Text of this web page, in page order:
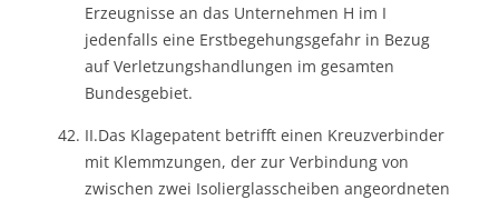
Erzeugnisse an das Unternehmen H im I
jedenfalls eine Erstbegehungsgefahr in Bezug
auf Verletzungshandlungen im gesamten
Bundesgebiet.
II.Das Klagepatent betrifft einen Kreuzverbinder
mit Klemmzungen, der zur Verbindung von
zwischen zwei Isolierglasscheiben angeordneten